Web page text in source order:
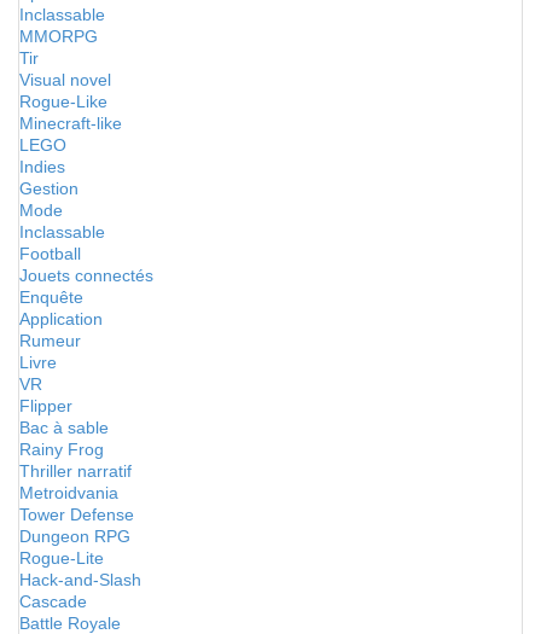
Inclassable
MMORPG
Tir
Visual novel
Rogue-Like
Minecraft-like
LEGO
Indies
Gestion
Mode
Inclassable
Football
Jouets connectés
Enquête
Application
Rumeur
Livre
VR
Flipper
Bac à sable
Rainy Frog
Thriller narratif
Metroidvania
Tower Defense
Dungeon RPG
Rogue-Lite
Hack-and-Slash
Cascade
Battle Royale